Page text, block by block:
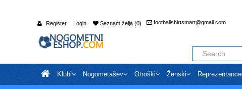
Register Login Seznam želja (0) footballshirtsmart@gmail.com
Klubi Nogometašev Otroški Ženski Reprezentance